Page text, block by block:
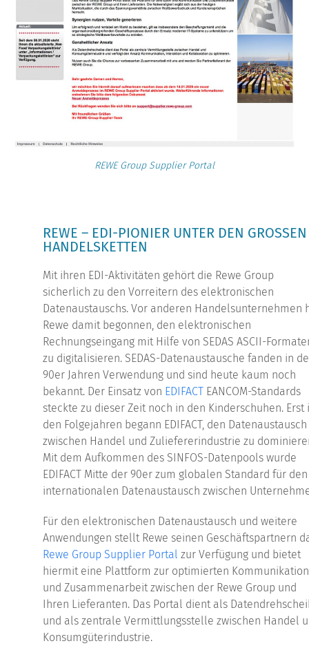
REWE Group Supplier Portal
REWE – EDI-PIONIER UNTER DEN GROSSEN H
ANDELSKETTEN
Mit ihren EDI-Aktivitäten gehört die Rewe Group
sicherlich zu den Vorreitern des elektronischen
Datenaustauschs. Vor anderen Handelsunternehmen
Rewe damit begonnen, den elektronischen
Rechnungseingang mit Hilfe von SEDAS ASCII-
zu digitalisieren. SEDAS-Datenaustausche fanden in
90er Jahren Verwendung und sind heute kaum noch
bekannt. Der Einsatz von EDIFACT EANCOM-Standards
steckte zu dieser Zeit noch in den Kinderschuhen. Erst
den Folgejahren begann EDIFACT, den Datenaustausch
zwischen Handel und Zuliefererindustrie zu
Mit dem Aufkommen des SINFOS-Datenpools wurde
EDIFACT Mitte der 90er zum globalen Standard für den
internationalen Datenaustausch zwischen
Für den elektronischen Datenaustausch und weitere
Anwendungen stellt Rewe seinen Geschäftspartnern
Rewe Group Supplier Portal zur Verfügung und bietet
hiermit eine Plattform zur optimierten Kommunikation
und Zusammenarbeit zwischen der Rewe Group und
Ihren Lieferanten. Das Portal dient als
und als zentrale Vermittlungsstelle zwischen Handel
Konsumgüterindustrie.